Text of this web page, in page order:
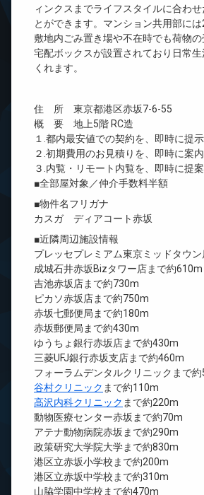
ィンクスまでライフスタイルに合わ
とができます。マンション共用部に
敷地内ごみ置き場や不在時でも荷物
宅配ボックスが設置されており日常
くれます。
住 所 東京都港区赤坂7-6-55
概 要 地上5階 RC造
１.都内最安値での契約を、即時に提示
２.初期費用のお見積りを、即時に案内
３.内覧・リモート内覧を、即時に提案
■全部屋対象／仲介手数料半額
■物件名フリガナ
カスガ ディアコート赤坂
■近隣周辺施設情報
プレッセプレミアム東京ミッドタウ
成城石井赤坂Bizタワー店まで約610m
吉池赤坂店まで約730m
ピカソ赤坂店まで約750m
赤坂七郵便局まで約180m
赤坂郵便局まで約430m
ゆうちょ銀行赤坂店まで約430m
三菱UFJ銀行赤坂支店まで約460m
フォーラムデンタルクリニックまで
谷村クリニック まで約110m
高沢内科クリニック まで約220m
動物医療センター赤坂まで約70m
アテナ動物病院赤坂まで約290m
政策研究大学院大学まで約830m
港区立赤坂小学校まで約200m
港区立赤坂中学校まで約310m
山脇学園中学校まで約470m